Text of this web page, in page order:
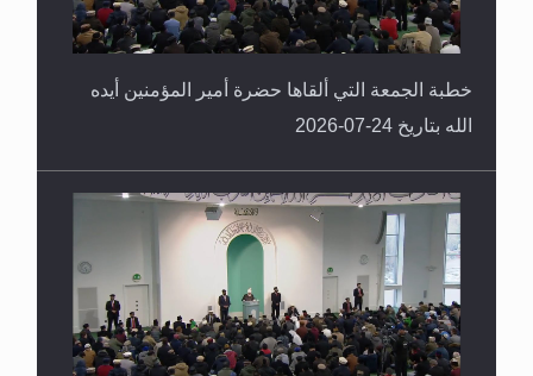
خطبة الجمعة التي ألقاها حضرة أمير المؤمنين أيده
الله بتاريخ 24-07-2026